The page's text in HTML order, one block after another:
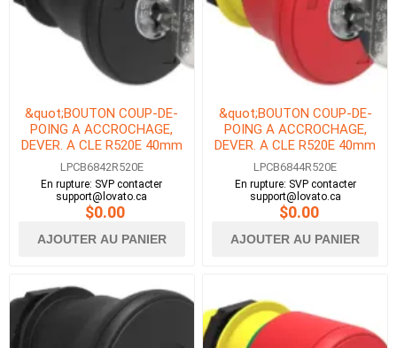
&quot;BOUTON COUP-DE-
POING A ACCROCHAGE,
DEVER. A CLE R520E 40mm
NOIR&quot;
LPCB6842R520E
En rupture: SVP contacter
support@lovato.ca
$0.00
AJOUTER AU PANIER
&quot;BOUTON COUP-DE-
POING A ACCROCHAGE,
DEVER. A CLE R520E 40mm
ROUGE&quot;
LPCB6844R520E
En rupture: SVP contacter
support@lovato.ca
$0.00
AJOUTER AU PANIER